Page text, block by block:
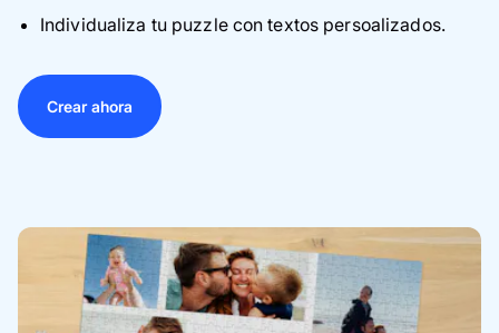
Individualiza tu puzzle con textos persoalizados.
Crear ahora